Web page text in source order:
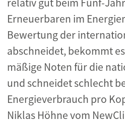
relativ gut beim Fünf-
Erneuerbaren im
Bewertung der
abschneidet, bekommt
mäßige Noten für die
und schneidet schlecht
Energieverbrauch pro
Niklas Höhne vom